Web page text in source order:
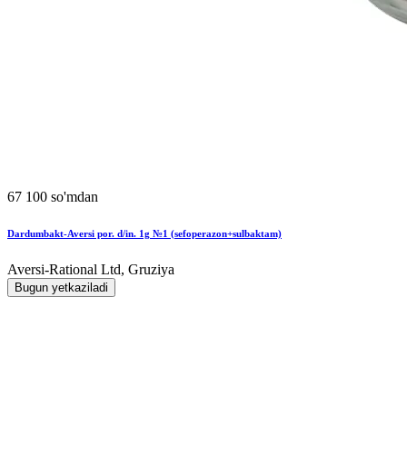
67 100 so'mdan
Dardumbakt-Aversi por. d/in. 1g №1 (sefoperazon+sulbaktam)
Aversi-Rational Ltd, Gruziya
Bugun yetkaziladi